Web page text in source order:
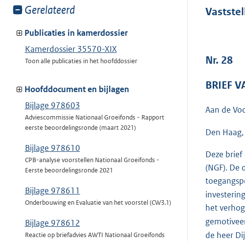
Toon
van:
Gerelateerd
Publicaties in kamerdossier
Kamerdossier 35570-XIX
Toon alle publicaties in het hoofddossier
Hoofddocument en bijlagen
Bijlage 978603
Adviescommissie Nationaal Groeifonds - Rapport
eerste beoordelingsronde (maart 2021)
Bijlage 978610
CPB-analyse voorstellen Nationaal Groeifonds -
Eerste beoordelingsronde 2021
Bijlage 978611
Onderbouwing en Evaluatie van het voorstel (CW3.1)
Bijlage 978612
Reactie op briefadvies AWTI Nationaal Groeifonds
Nr. 28
BRIEF
Aan de
Den
Deze
(NGF).
het
de heer